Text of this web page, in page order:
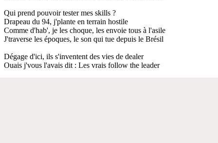
Qui prend pouvoir tester mes skills ?
Drapeau du 94, j'plante en terrain hostile
Comme d'hab', je les choque, les envoie tous à l'asile
J'traverse les époques, le son qui tue depuis le Brésil
Dégage d'ici, ils s'inventent des vies de dealer
Ouais j'vous l'avais dit : Les vrais follow the leader